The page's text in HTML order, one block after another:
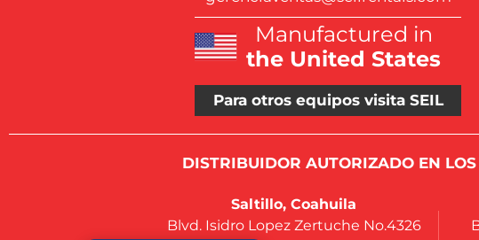
Manufactured in
the United States
Para otros equipos visita SEIL
DISTRIBUIDOR AUTORIZADO EN LOS
Saltillo, Coahuila
Blvd. Isidro Lopez Zertuche No.4326